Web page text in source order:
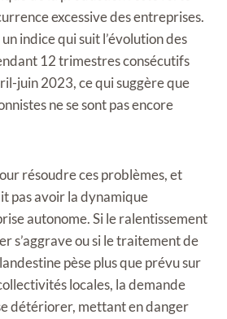
excessive des entreprises.
indice qui suit l’évolution des
12 trimestres consécutifs
juin 2023, ce qui suggère que
ne se sont pas encore
résoudre ces problèmes, et
pas avoir la dynamique
autonome. Si le ralentissement
s’aggrave ou si le traitement de
pèse plus que prévu sur
locales, la demande
détériorer, mettant en danger